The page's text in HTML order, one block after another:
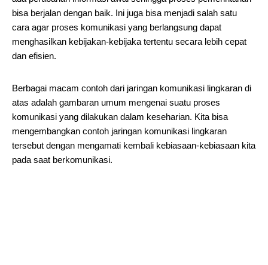
bisa berjalan dengan baik. Ini juga bisa menjadi salah satu
cara agar proses komunikasi yang berlangsung dapat
menghasilkan kebijakan-kebijaka tertentu secara lebih cepat
dan efisien.
Berbagai macam contoh dari jaringan komunikasi lingkaran di
atas adalah gambaran umum mengenai suatu proses
komunikasi yang dilakukan dalam keseharian. Kita bisa
mengembangkan contoh jaringan komunikasi lingkaran
tersebut dengan mengamati kembali kebiasaan-kebiasaan kita
pada saat berkomunikasi.